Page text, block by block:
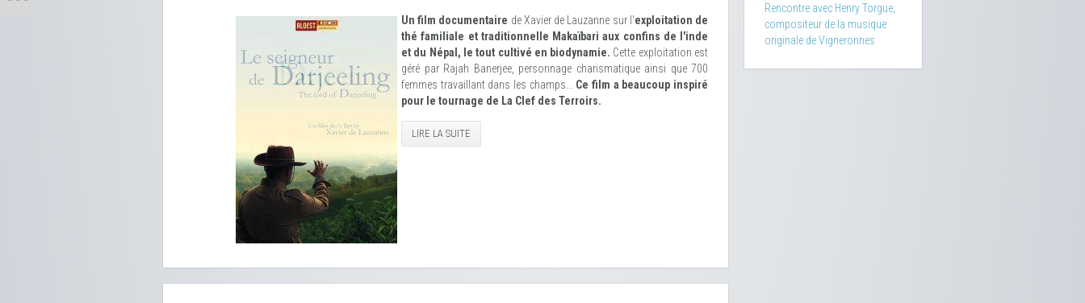
Un film documentaire de Xavier de Lauzanne sur l'exploitation de
thé familiale et traditionnelle Makaïbari aux confins de l'inde
et du Népal, le tout cultivé en biodynamie. Cette exploitation est
géré par Rajah Banerjee, personnage charismatique ainsi que 700
femmes travaillant dans les champs... Ce film a beaucoup inspiré
pour le tournage de La Clef des Terroirs.
LIRE LA SUITE
Rencontre avec Henry Torgue,
compositeur de la musique
originale de Vigneronnes